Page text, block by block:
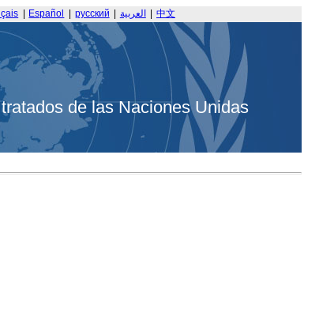
Español русский العربية 中文
de las Naciones Unidas